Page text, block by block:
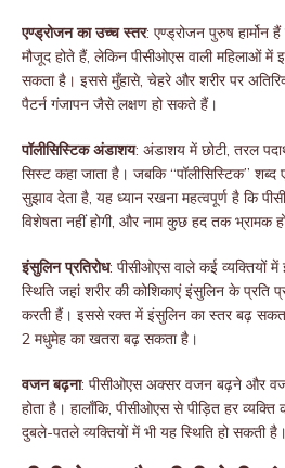
एण्ड्रोजन का उच्च स्तर: एण्ड्रोजन पुरुष हार्मोन
मौजूद होते हैं, लेकिन पीसीओएस वाली महिलाओं में
सकता है। इससे मुँहासे, चेहरे और शरीर पर
पैटर्न गंजापन जैसे लक्षण हो सकते हैं।
पॉलीसिस्टिक अंडाशय: अंडाशय में छोटी, तरल
सिस्ट कहा जाता है। जबकि “पॉलीसिस्टिक” शब्द
सुझाव देता है, यह ध्यान रखना महत्वपूर्ण है कि
विशेषता नहीं होगी, और नाम कुछ हद तक भ्रामक
इंसुलिन प्रतिरोध: पीसीओएस वाले कई व्यक्तियों में
स्थिति जहां शरीर की कोशिकाएं इंसुलिन के प्रति
करती हैं। इससे रक्त में इंसुलिन का स्तर बढ़
2 मधुमेह का खतरा बढ़ सकता है।
वजन बढ़ना: पीसीओएस अक्सर वजन बढ़ने और
होता है। हालाँकि, पीसीओएस से पीड़ित हर
दुबले-पतले व्यक्तियों में भी यह स्थिति हो सकती है।